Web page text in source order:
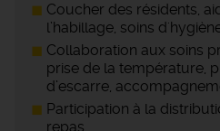
Coucher des résidents,
l’habillage, soins
Collaboration aux soins
prise de la température,
d’escarre,
Participation à la
repas